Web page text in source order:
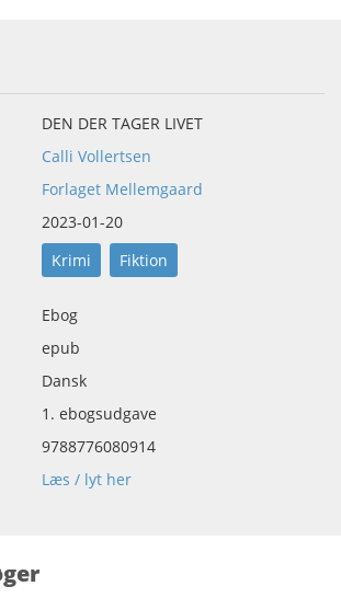
DEN DER TAGER LIVET
Calli Vollertsen
Forlaget Mellemgaard
2023-01-20
Krimi Fiktion
Ebog
epub
Dansk
1. ebogsudgave
9788776080914
Læs / lyt her